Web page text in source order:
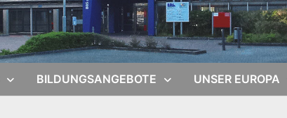
BILDUNGSANGEBOTE UNSER EUROPA